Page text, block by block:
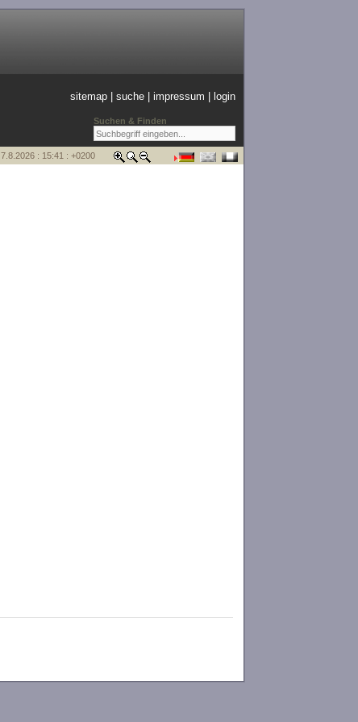
Suchen & Finden
sitemap |suche |impressum login
7.8.2026 : 15:41 : +0200